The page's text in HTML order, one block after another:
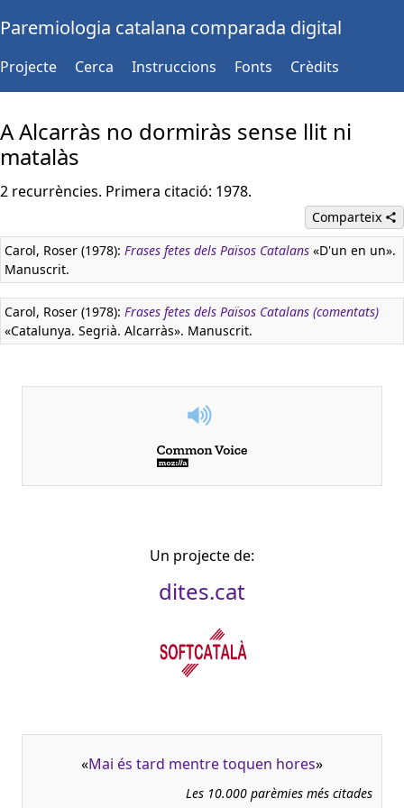
Paremiologia catalana comparada digital
Projecte Cerca Instruccions Fonts Crèdits
A Alcarràs no dormiràs sense llit ni
matalàs
2 recurrències. Primera citació: 1978.
Comparteix
Carol, Roser (1978): Frases fetes dels Països Catalans «D'un en un».
Manuscrit.
Carol, Roser (1978): Frases fetes dels Països Catalans (comentats)
«Catalunya. Segrià. Alcarràs». Manuscrit.
Un projecte de:
dites.cat
«Mai és tard mentre toquen hores»
Les 10.000 parèmies més citades